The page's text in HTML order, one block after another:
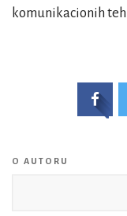
komunikacionih
O AUTORU